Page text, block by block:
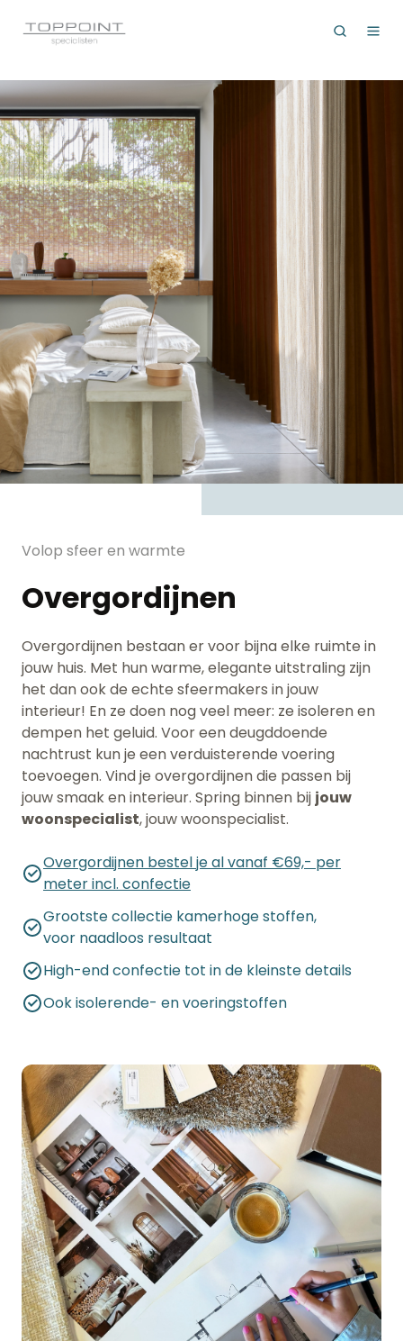
Volop sfeer en warmte
Overgordijnen
Overgordijnen bestaan er voor bijna elke ruimte in
jouw huis. Met hun warme, elegante uitstraling zijn
het dan ook de echte sfeermakers in jouw
interieur! En ze doen nog veel meer: ze isoleren en
dempen het geluid. Voor een deugddoende
nachtrust kun je een verduisterende voering
toevoegen. Vind je overgordijnen die passen bij
jouw smaak en interieur. Spring binnen bij jouw
woonspecialist, jouw woonspecialist.
Overgordijnen bestel je al vanaf €69,- per
meter incl. confectie
Grootste collectie kamerhoge stoffen,
voor naadloos resultaat
High-end confectie tot in de kleinste details
Ook isolerende- en voeringstoffen